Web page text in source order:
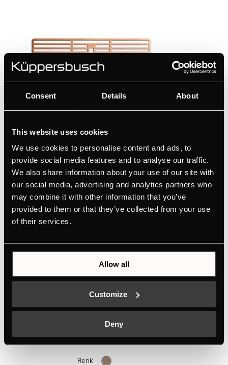
Consent Details About
This website uses cookies
We use cookies to personalise content and ads, to
provide social media features and to analyse our traffic.
We also share information about your use of our site with
our social media, advertising and analytics partners who
may combine it with other information that you’ve
provided to them or that they’ve collected from your use
of their services.
Allow all
Customize
Deny
Bakır havalandırma ızgaraları
Renk
+ DETAYLAR
2 şeritten oluşan tasarım kiti - Bakır rengi | DW9500 için
Renk